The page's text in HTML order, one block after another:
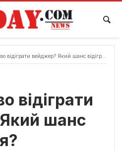
вейджер? Який шанс відігратися?
відіграти
шанс